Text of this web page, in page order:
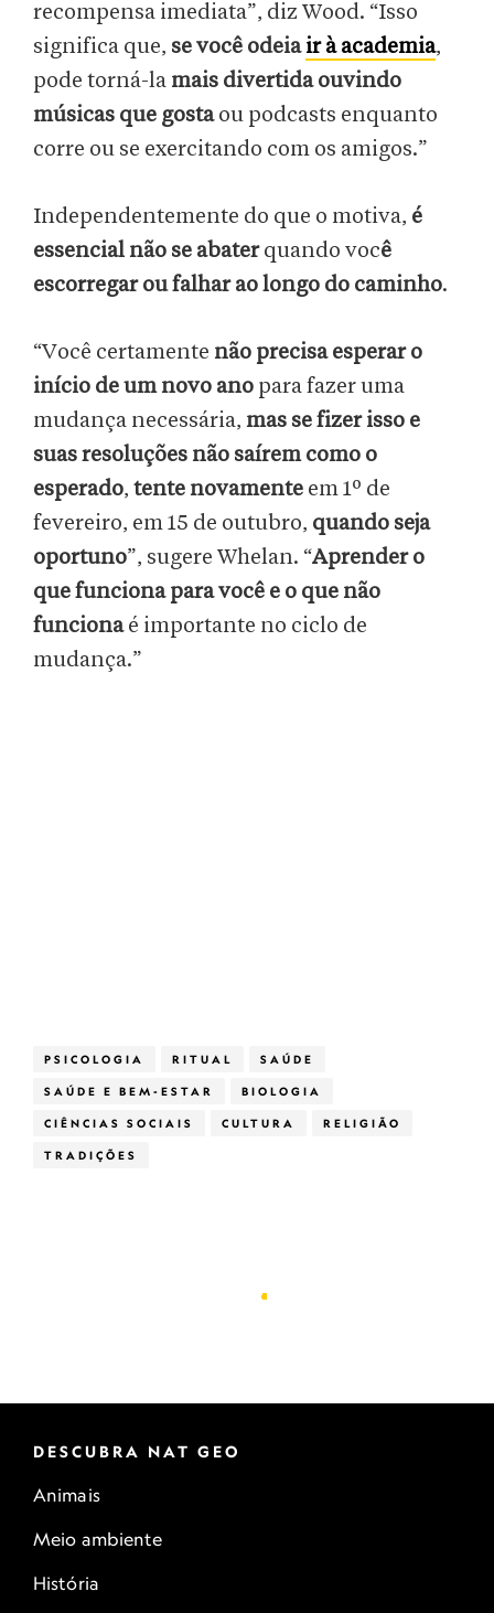
recompensa imediata”, diz Wood. “Isso
significa que, se você odeiair à academia,
pode torná-la mais divertida ouvindo
músicas que gostaou podcasts enquanto
corre ou se exercitando com os amigos.”
Independentemente do que o motiva, é
essencial não se abaterquando você
escorregar ou falhar ao longo do caminho.
“Você certamente não precisa esperar o
início de um novo ano para fazer uma
mudança necessária, mas se fizer isso e
suas resoluções não saírem como o
esperado, tente novamente em 1º de
fevereiro, em 15 de outubro, quando seja
oportuno”, sugere Whelan. “Aprender o
que funciona para você e o que não
funcionaé importante no ciclo de
mudança.”
PSICOLOGIA RITUAL SAÚDE
SAÚDE E BEM-ESTAR BIOLOGIA
CIÊNCIAS SOCIAIS CULTURA RELIGIÃO
TRADIÇÕES
DESCUBRA NAT GEO
Animais
Meio ambiente
História